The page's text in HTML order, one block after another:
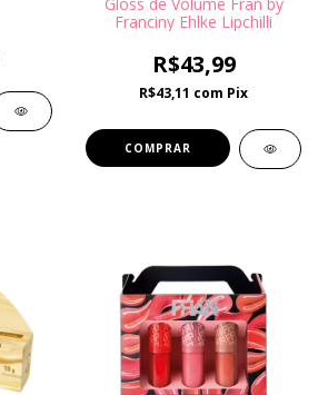
Franciny Ehlke Lipchilli
R$43,99
R$43,11 com Pix